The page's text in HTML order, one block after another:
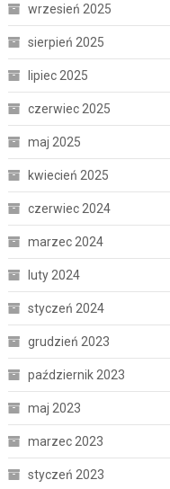
wrzesień 2025
sierpień 2025
lipiec 2025
czerwiec 2025
maj 2025
kwiecień 2025
czerwiec 2024
marzec 2024
luty 2024
styczeń 2024
grudzień 2023
październik 2023
maj 2023
marzec 2023
styczeń 2023